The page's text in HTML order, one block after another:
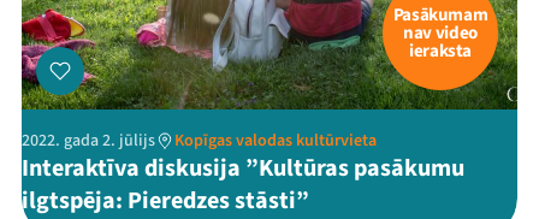
Pasākumam
nav video
ieraksta
2022. gada 2. jūlijs Kopīgas valodas kultūrvieta
Interaktīva diskusija ”Kultūras pasākumu
ilgtspēja: Pieredzes stāsti”